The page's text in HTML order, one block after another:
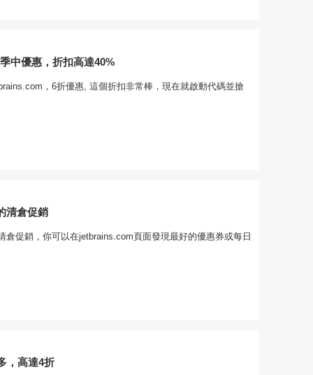
中優惠，折扣高達40%
，6折優惠, 這個折扣非常棒，現在就啟動代碼並搶
清倉促銷
倉促銷，你可以在jetbrains.com頁面發現最好的優惠券或每日
，高達4折